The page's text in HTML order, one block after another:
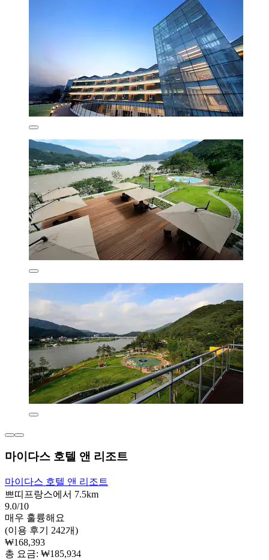
마이다스 호텔 앤 리조트
마이다스 호텔 앤 리조트
쁘띠프랑스에서 7.5km
9.0/10
매우 훌륭해요
(이용 후기 242개)
₩168,393
총 요금: ₩185,934